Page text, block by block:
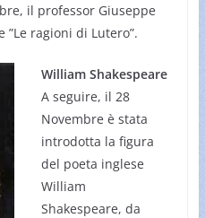
il professor Giuseppe
ragioni di Lutero”.
William Shakespeare
A seguire, il 28
Novembre è stata
introdotta la figura
del poeta inglese
William
Shakespeare, da